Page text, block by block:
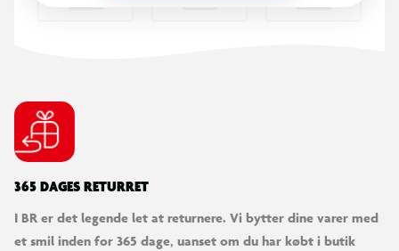
365 DAGES RETURRET
I BR er det legende let at returnere. Vi bytter dine varer med
et smil inden for 365 dage, uanset om du har købt i butik